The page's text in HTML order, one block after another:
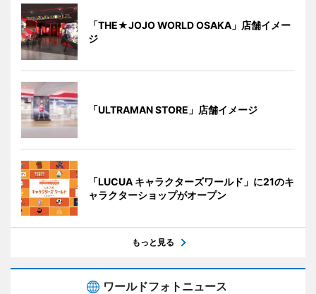
「THE★JOJO WORLD OSAKA」店舗イメー
ジ
「ULTRAMAN STORE」店舗イメージ
「LUCUA キャラクターズワールド」に21のキ
ャラクターショップがオープン
もっと見る
ワールドフォトニュース